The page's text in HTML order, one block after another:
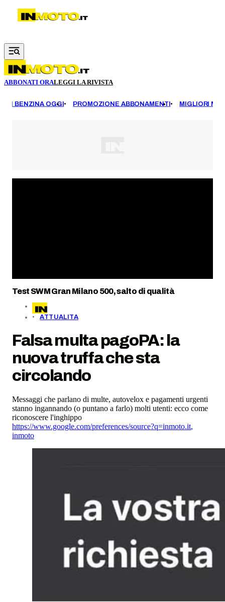
Vai al contenuto principale
ABBONATI ORALEGGI LA RIVISTA
BENZINA OGGI PROMOZIONE ABBONAMENTI MIGLIORI
Test SWM Gran Milano 500, salto di qualità
ATTUALITA
Falsa multa pagoPA: la
nuova truffa che sta
circolando
Messaggi che parlano di multe, autovelox e pagamenti urgenti
stanno ingannando (o puntano a farlo) molti utenti: ecco come
riconoscere l'inghippo
https://www.google.com/preferences/source?q=inmoto.it,
inmoto